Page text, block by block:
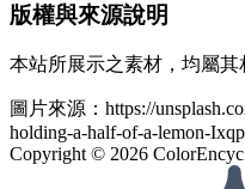
版權與來源說明
本站所展示之素材，均屬其
圖片來源： https://
holding-a-half-of-a-lemon-
Copyright © 2026 ColorEncyc